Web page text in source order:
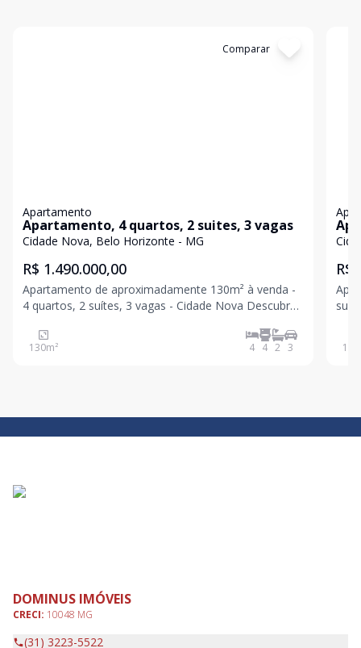
Comparar
Apartamento
Apartamento, 4 quartos, 2 suites, 3 vagas
Cidade Nova, Belo Horizonte - MG
R$ 1.490.000,00
Apartamento de aproximadamente 130m² à venda -
4 quartos, 2 suítes, 3 vagas - Cidade Nova Descubra
apartamento no Cidade Nova. Com
aproximadamente 130m² de área total, este imóvel
130m² 4 4 2 3
R$
150
DOMINUS IMÓVEIS
CRECI: 10048 MG
(31) 3223-5522